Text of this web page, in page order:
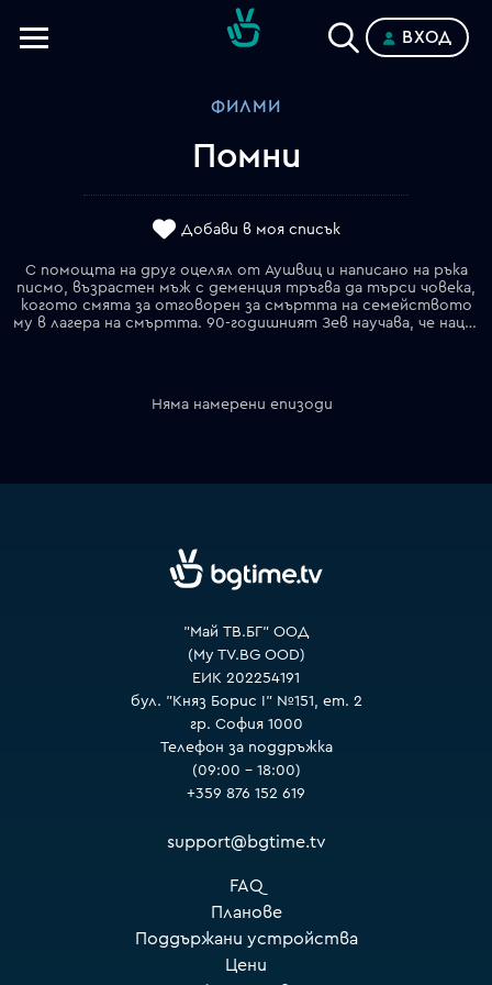
ВХОД
ФИЛМИ
Помни
Добави в моя списък
С помощта на друг оцелял от Аушвиц и написано на ръка
писмо, възрастен мъж с деменция тръгва да търси човека,
когото смята за отговорен за смъртта на семейството
му в лагера на смъртта. 90-годишният Зев научава, че нацист от охраната, виновен за смъртта на семейството му по време на войната, живее щастливо в Америка под чуждо име. Зев е решен да получи възмездие и да раздаде правосъдие…
Няма намерени епизоди
"Май ТВ.БГ" ООД
(My TV.BG OOD)
ЕИК 202254191
бул. "Княз Борис I" №151, ет. 2
гр. София 1000
Телефон за поддръжка
(09:00 – 18:00)
+359 876 152 619
support@bgtime.tv
FAQ
Планове
Поддържани устройства
Цени